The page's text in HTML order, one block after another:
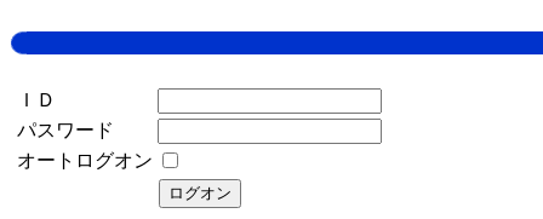
ＩＤ
パスワード
オートログオン